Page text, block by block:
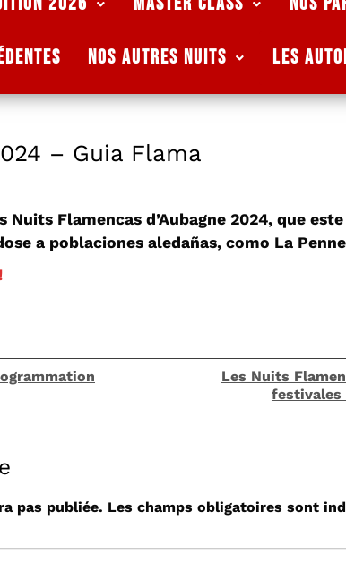
NOS AUTRES NUITS Les
– Guia Flama
Flamencas d’Aubagne 2024, que
a poblaciones aledañas, como La
Les Nuits
festivales
pas publiée. Les champs obligatoires sont